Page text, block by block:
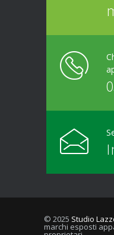
© 2025 Studio
marchi esposti